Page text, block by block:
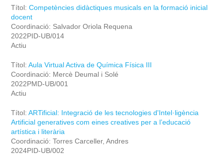
Títol: Competències didàctiques musicals en la formació inicial
docent
Coordinació: Salvador Oriola Requena
2022PID-UB/014
Actiu
Títol: Aula Virtual Activa de Química Física III
Coordinació: Mercè Deumal i Solé
2022PMD-UB/001
Actiu
Títol: ARTificial: Integració de les tecnologies d'Intel·ligència
Artificial generatives com eines creatives per a l’educació
artística i literària
Coordinació: Torres Carceller, Andres
2024PID-UB/002